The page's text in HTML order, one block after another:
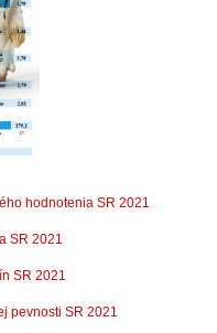
hodnotenia SR 2021
SR 2021
SR 2021
pevnosti SR 2021